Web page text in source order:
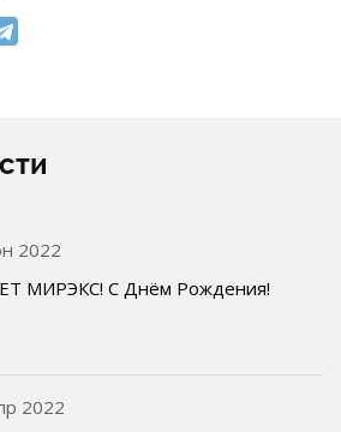
2022
МИРЭКС! С Днём Рождения!
2022